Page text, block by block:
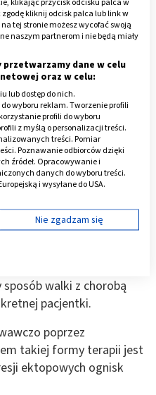
walki z chorobą
pacjentki.
poprzez
takiej formy terapii jest
ektopowych ognisk
kliknij odcisk palca lub link w
tej stronie możesz wycofać swoją
naszym partnerom i nie będą miały
dane w celu
oraz w celu:
lub dostęp do nich.
wyboru reklam. Tworzenie profili
profili do wyboru
z myślą o personalizacji treści.
treści. Pomiar
Poznawanie odbiorców dzięki
źródeł. Opracowywanie i
danych do wyboru treści.
i wysyłane do USA.
IAB)
celach:
Nie zgadzam się